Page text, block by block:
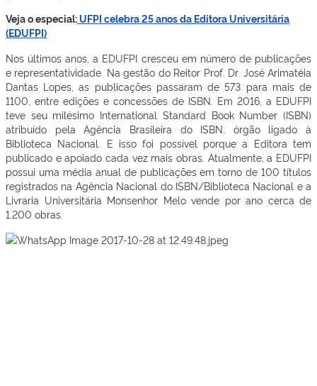
Veja o especial:UFPI celebra 25 anos da Editora Universitária
(EDUFPI)
Nos últimos anos, a EDUFPI cresceu em número de publicações
e representatividade. Na gestão do Reitor Prof. Dr. José Arimatéia
Dantas Lopes, as publicações passaram de 573 para mais de
1100, entre edições e concessões de ISBN. Em 2016, a EDUFPI
teve seu milésimo International Standard Book Number (ISBN)
atribuído pela Agência Brasileira do ISBN, órgão ligado à
Biblioteca Nacional. E isso foi possível porque a Editora tem
publicado e apoiado cada vez mais obras. Atualmente, a EDUFPI
possui uma média anual de publicações em torno de 100 títulos
registrados na Agência Nacional do ISBN/Biblioteca Nacional e a
Livraria Universitária Monsenhor Melo vende por ano cerca de
1.200 obras.